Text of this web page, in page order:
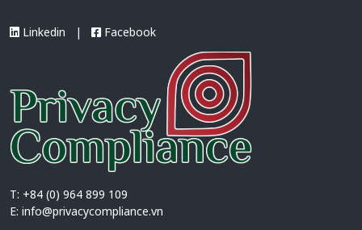
Linkedin | Facebook
T: +84 (0) 964 899 109
E: info@privacycompliance.vn